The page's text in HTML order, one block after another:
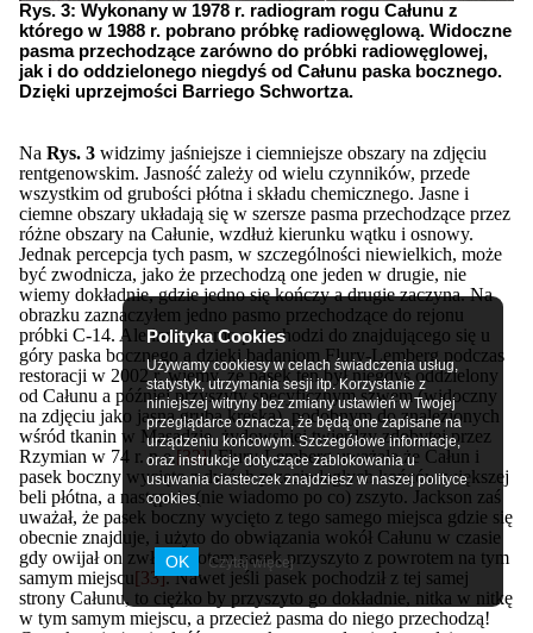
Rys. 3: Wykonany w 1978 r. radiogram rogu Całunu z
którego w 1988 r. pobrano próbkę radiowęglową. Widoczne
pasma przechodzące zarówno do próbki radiowęglowej,
jak i do oddzielonego niegdyś od Całunu paska bocznego.
Dzięki uprzejmości Barriego Schwortza.
NaRys. 3widzimy jaśniejsze i ciemniejsze obszary na zdjęciu
rentgenowskim. Jasność zależy od wielu czynników, przede
wszystkim od grubości płótna i składu chemicznego. Jasne i
ciemne obszary układają się w szersze pasma przechodzące przez
różne obszary na Całunie, wzdłuż kierunku wątku i osnowy.
Jednak percepcja tych pasm, w szczególności niewielkich, może
być zwodnicza, jako że przechodzą one jeden w drugie, nie
wiemy dokładnie, gdzie jedno się kończy a drugie zaczyna. Na
obrazku zaznaczyłem jedno pasmo przechodzące do rejonu
próbki C-14. Ale inne pasmo przechodzi do znajdującego się u
góry paska bocznego a dzięki badaniom Flury-Lemberg podczas
restoracji w 2002 r. wiemy, że pasek ten był niegdyś oddzielony
od Całunu a później przyszyty specyficznym szwem (widoczny
na zdjęciu jako jasna gruba kreska), podobnym do znalezionych
wśród tkanin w Masadzie, żydowskiej twierdzy zdobytej przez
Rzymian w 74 r. n.e.[32]! Flury-Lemberg uważała że Całun i
pasek boczny wycięto z dwóch przeciwległych końców większej
beli płótna, a następnie (nie wiadomo po co) zszyto. Jackson zaś
uważał, że pasek boczny wycięto z tego samego miejsca gdzie się
obecnie znajduje, i użyto do obwiązania wokół Całunu w czasie
gdy owijał on zwłoki, potem pasek przyszyto z powrotem na tym
samym miejscu[33]. Nawet jeśli pasek pochodził z tej samej
strony Całunu, to ciężko by przyszyto go dokładnie, nitka w nitkę
w tym samym miejscu, a przecież pasma do niego przechodzą!
Polityka Cookies
Używamy cookiesy w celach świadczenia usług,
statystyk, utrzymania sesji itp. Korzystanie z
niniejszej witryny bez zmiany ustawień w Twojej
przeglądarce oznacza, że będą one zapisane na
urządzeniu końcowym. Szczegółowe informacje,
oraz instrukcje dotyczące zablokowania u
usuwania ciasteczek znajdziesz w naszej polityce
cookies.
OK Czytaj więcej